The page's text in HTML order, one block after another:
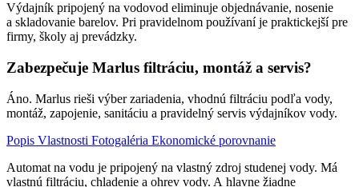
Výdajník pripojený na vodovod eliminuje objednávanie, nosenie
a skladovanie barelov. Pri pravidelnom používaní je praktickejší pre
firmy, školy aj prevádzky.
Zabezpečuje Marlus filtráciu, montáž a servis?
Áno. Marlus rieši výber zariadenia, vhodnú filtráciu podľa vody,
montáž, zapojenie, sanitáciu a pravidelný servis výdajníkov vody.
Popis Vlastnosti Fotogaléria Ekonomické porovnanie
Automat na vodu je pripojený na vlastný zdroj studenej vody. Má
vlastnú filtráciu, chladenie a ohrev vody. A hlavne žiadne